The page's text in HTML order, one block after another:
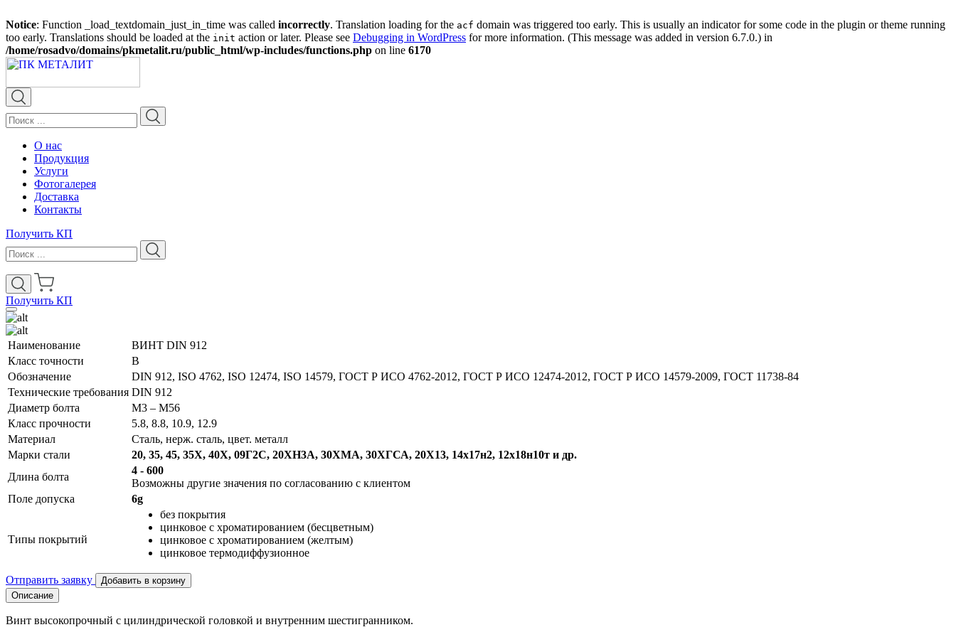
Notice: Function _load_textdomain_just_in_time was called incorrectly. Translation loading for the acf domain was triggered too early. This is usually an indicator for some code in the plugin or theme running
too early. Translations should be loaded at the init action or later. Please see Debugging in WordPress for more information. (This message was added in version 6.7.0.) in
/home/rosadvo/domains/pkmetalit.ru/public_html/wp-includes/functions.php on line 6170
О нас
Продукция
Услуги
Фотогалерея
Доставка
Контакты
Получить КП
Получить КП
Наименование
ВИНТ DIN 912
Класс точности
B
Обозначение
DIN 912, ISO 4762, ISO 12474, ISO 14579, ГОСТ Р ИСО 4762-2012, ГОСТ Р ИСО 12474-2012, ГОСТ Р ИСО 14579-2009, ГОСТ 11738-84
Технические требования DIN 912
Диаметр болта
М3 – М56
Класс прочности
5.8, 8.8, 10.9, 12.9
Материал
Сталь, нерж. сталь, цвет. металл
Марки стали
20, 35, 45, 35Х, 40Х, 09Г2С, 20ХН3А, 30ХМА, 30ХГСА, 20Х13, 14х17н2, 12х18н10т и др.
Длина болта
4 - 600
Возможны другие значения по согласованию с клиентом
Поле допуска
6g
Типы покрытий
без покрытия
цинковое с хроматированием (бесцветным)
цинковое с хроматированием (желтым)
цинковое термодиффузионное
Отправить заявку
Добавить в корзину
Описание
Винт высокопрочный с цилиндрической головкой и внутренним шестигранником.